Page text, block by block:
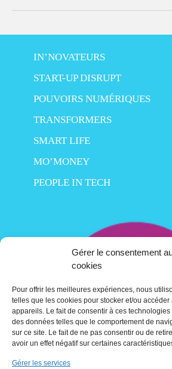
Gérer le consentement
cookies
Pour offrir les meilleures expériences, nous
telles que les cookies pour stocker et/ou
appareils. Le fait de consentir à ces
des données telles que le comportement de
sur ce site. Le fait de ne pas consentir ou de
avoir un effet négatif sur certaines
Gérer les services
IN’NOVATEURS
START-UP DISRUPT
POUVOIRS NUMÉRIQUES
TRANSFORMERS
SMART LIFE
MO’MONEY
PEOPLE IN TECH